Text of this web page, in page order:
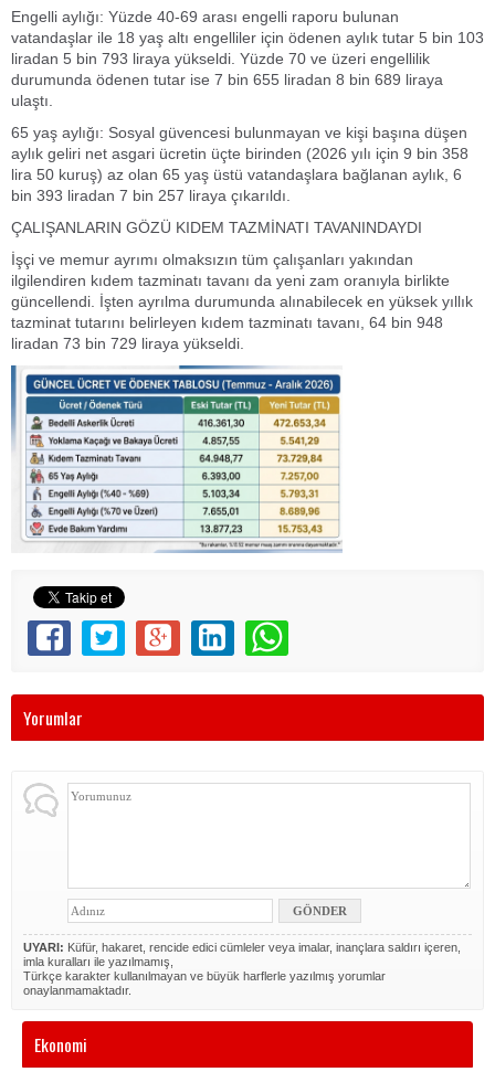
Engelli aylığı: Yüzde 40-69 arası engelli raporu bulunan
vatandaşlar ile 18 yaş altı engelliler için ödenen aylık tutar 5 bin 103
liradan 5 bin 793 liraya yükseldi. Yüzde 70 ve üzeri engellilik
durumunda ödenen tutar ise 7 bin 655 liradan 8 bin 689 liraya
ulaştı.
65 yaş aylığı: Sosyal güvencesi bulunmayan ve kişi başına düşen
aylık geliri net asgari ücretin üçte birinden (2026 yılı için 9 bin 358
lira 50 kuruş) az olan 65 yaş üstü vatandaşlara bağlanan aylık, 6
bin 393 liradan 7 bin 257 liraya çıkarıldı.
ÇALIŞANLARIN GÖZÜ KIDEM TAZMİNATI TAVANINDAYDI
İşçi ve memur ayrımı olmaksızın tüm çalışanları yakından
ilgilendiren kıdem tazminatı tavanı da yeni zam oranıyla birlikte
güncellendi. İşten ayrılma durumunda alınabilecek en yüksek yıllık
tazminat tutarını belirleyen kıdem tazminatı tavanı, 64 bin 948
liradan 73 bin 729 liraya yükseldi.
Yorumlar
UYARI: Küfür, hakaret, rencide edici cümleler veya imalar, inançlara saldırı içeren,
imla kuralları ile yazılmamış,
Türkçe karakter kullanılmayan ve büyük harflerle yazılmış yorumlar
onaylanmamaktadır.
Ekonomi